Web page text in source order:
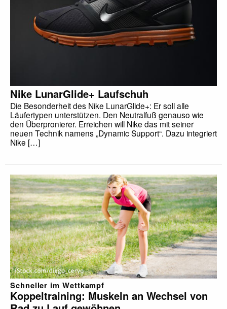
Nike LunarGlide+ Laufschuh
Die Besonderheit des Nike LunarGlide+: Er soll alle
Läufertypen unterstützen. Den Neutralfuß genauso wie
den Überpronierer. Erreichen will Nike das mit seiner
neuen Technik namens „Dynamic Support“. Dazu integriert
Nike […]
Schneller im Wettkampf
Koppeltraining: Muskeln an Wechsel von